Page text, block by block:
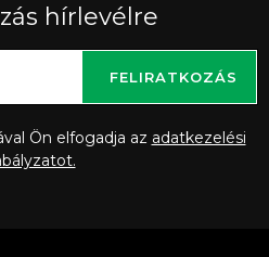
hírlevélre
Ön elfogadja az adatkezelési
FELIRATKOZÁS